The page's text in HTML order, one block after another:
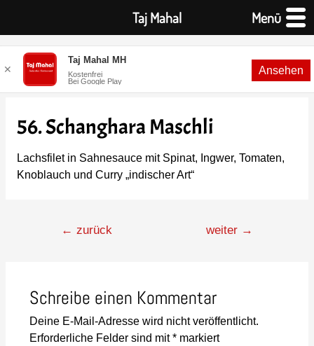
56. Schanghara Maschli
Lachsfilet in Sahnesauce mit Spinat, Ingwer, Tomaten,
Knoblauch und Curry „indischer Art“
← zurück weiter →
Schreibe einen Kommentar
Deine E-Mail-Adresse wird nicht veröffentlicht.
Erforderliche Felder sind mit*markiert
Taj Mahal Menü
✕
Taj Mahal MH
Kostenfrei
Bei Google Play
Ansehen